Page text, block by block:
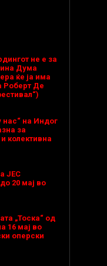
не е за
Дума
ќе ја има
Роберт Де
нас“ на Индог
за
колективна
ЈЕС
20 мај во
„Тоска“ од
16 мај во
оперски